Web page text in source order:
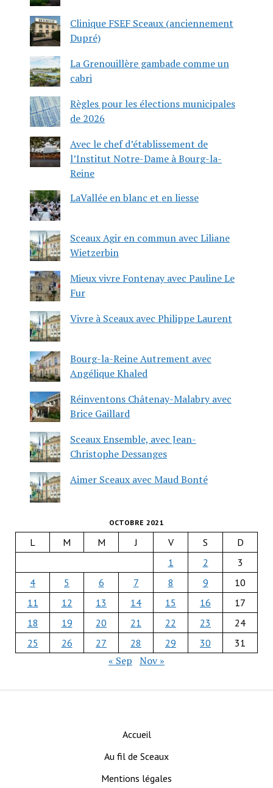
Clinique FSEF Sceaux (anciennement
Dupré)
La Grenouillère gambade comme un
cabri
Règles pour les élections municipales
de 2026
Avec le chef d’établissement de
l’Institut Notre-Dame à Bourg-la-
Reine
LaVallée en blanc et en liesse
Sceaux Agir en commun avec Liliane
Wietzerbin
Mieux vivre Fontenay avec Pauline Le
Fur
Vivre à Sceaux avec Philippe Laurent
Bourg-la-Reine Autrement avec
Angélique Khaled
Réinventons Châtenay-Malabry avec
Brice Gaillard
Sceaux Ensemble, avec Jean-
Christophe Dessanges
Aimer Sceaux avec Maud Bonté
OCTOBRE 2021
L M M J V S
D
1
2
3
4
5 6 7 8 9
10
11
12 13 14 15 16
17
18
19 20 21 22 23
24
25
26 27 28 29 30 31
« Sep Nov »
Accueil
Au fil de Sceaux
Mentions légales